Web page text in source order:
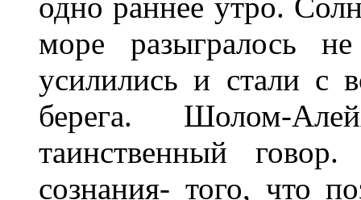
море разыгралось
усилились и стали с
берега. Шолом-
таинственный
сознания- того, что